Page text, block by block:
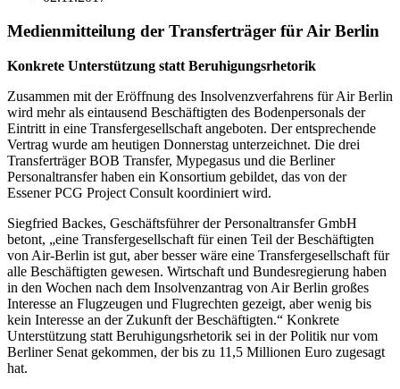
Medienmitteilung der Transferträger für Air Berlin
Konkrete Unterstützung statt Beruhigungsrhetorik
Zusammen mit der Eröffnung des Insolvenzverfahrens für Air Berlin
wird mehr als eintausend Beschäftigten des Bodenpersonals der
Eintritt in eine Transfergesellschaft angeboten. Der entsprechende
Vertrag wurde am heutigen Donnerstag unterzeichnet. Die drei
Transferträger BOB Transfer, Mypegasus und die Berliner
Personaltransfer haben ein Konsortium gebildet, das von der
Essener PCG Project Consult koordiniert wird.
Siegfried Backes, Geschäftsführer der Personaltransfer GmbH
betont, „eine Transfergesellschaft für einen Teil der Beschäftigten
von Air-Berlin ist gut, aber besser wäre eine Transfergesellschaft für
alle Beschäftigten gewesen. Wirtschaft und Bundesregierung haben
in den Wochen nach dem Insolvenzantrag von Air Berlin großes
Interesse an Flugzeugen und Flugrechten gezeigt, aber wenig bis
kein Interesse an der Zukunft der Beschäftigten.“ Konkrete
Unterstützung statt Beruhigungsrhetorik sei in der Politik nur vom
Berliner Senat gekommen, der bis zu 11,5 Millionen Euro zugesagt
hat.